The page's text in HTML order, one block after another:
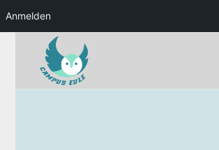
Anmelden